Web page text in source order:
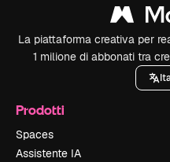
La piattaforma creativa per
1 milione di abbonati tra
Prodotti
Spaces
Assistente IA